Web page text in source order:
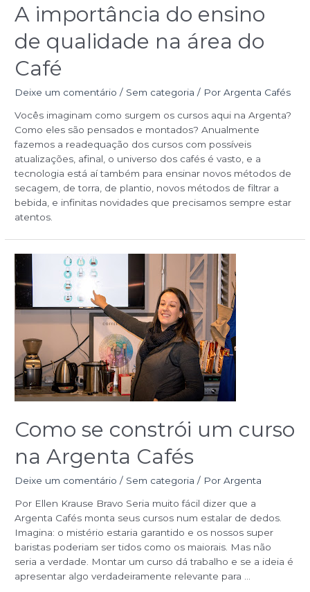
A importância do ensino
de qualidade na área do
Café
Deixe um comentário / Sem categoria / PorArgenta Cafés
Vocês imaginam como surgem os cursos aqui na Argenta?
Como eles são pensados e montados? Anualmente
fazemos a readequação dos cursos com possíveis
atualizações, afinal, o universo dos cafés é vasto, e a
tecnologia está aí também para ensinar novos métodos de
secagem, de torra, de plantio, novos métodos de filtrar a
bebida, e infinitas novidades que precisamos sempre estar
atentos.
Como se constrói um curso
na Argenta Cafés
Deixe um comentário / Sem categoria / PorArgenta
Por Ellen Krause Bravo Seria muito fácil dizer que a
Argenta Cafés monta seus cursos num estalar de dedos.
Imagina: o mistério estaria garantido e os nossos super
baristas poderiam ser tidos como os maiorais. Mas não
seria a verdade. Montar um curso dá trabalho e se a ideia é
apresentar algo verdadeiramente relevante para …
Como
se
constrói
um
Argenta
Cafés